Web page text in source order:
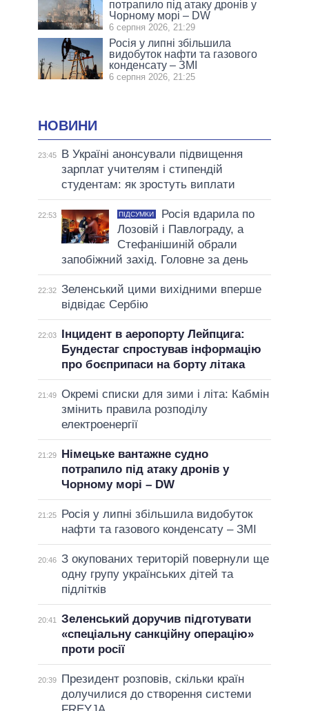
потрапило під атаку дронів у
Чорному морі – DW
6 серпня 2026, 21:29
Росія у липні збільшила
видобуток нафти та газового
конденсату – ЗМІ
6 серпня 2026, 21:25
НОВИНИ
23:45
В Україні анонсували підвищення
зарплат учителям і стипендій
студентам: як зростуть виплати
22:53 ПІДСУМКИ
Росія вдарила по
Лозовій і Павлограду, а
Стефанішиній обрали
запобіжний захід. Головне за день
22:32 Зеленський цими вихідними вперше
відвідає Сербію
22:03
Інцидент в аеропорту Лейпцига:
Бундестаг спростував інформацію
про боєприпаси на борту літака
21:49 Окремі списки для зими і літа: Кабмін
змінить правила розподілу
електроенергії
21:29
Німецьке вантажне судно
потрапило під атаку дронів у
Чорному морі – DW
21:25
Росія у липні збільшила видобуток
нафти та газового конденсату – ЗМІ
20:46 З окупованих територій повернули ще
одну групу українських дітей та
підлітків
20:41
Зеленський доручив підготувати
«спеціальну санкційну операцію»
проти росії
20:39
Президент розповів, скільки країн
долучилися до створення системи